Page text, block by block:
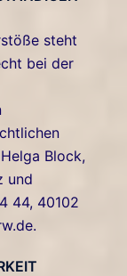
steht
bei der
Block,
und
44, 40102